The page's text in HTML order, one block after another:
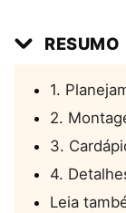
RESUMO
1.
2.
3.
4.
Leia